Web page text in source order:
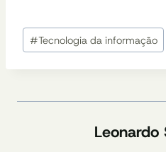
Tags
do
#Tecnologia da informação
Leonardo